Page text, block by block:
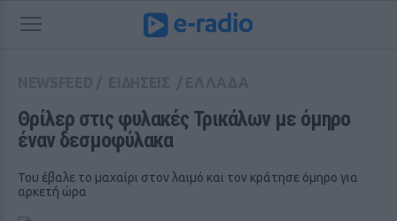
Θρίλερ στις φυλακές Τρικάλων με όμηρο
έναν δεσμοφύλακα
Του έβαλε το μαχαίρι στον λαιμό και τον κράτησε όμηρο για
αρκετή ώρα